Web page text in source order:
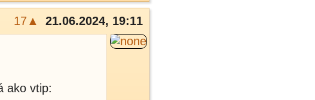
17▲
21.06.2024, 19:11
ako vtip: